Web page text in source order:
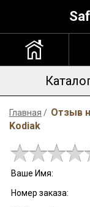
Главная / Отзыв
Kodiak
Ваше Имя:
Номер заказа: